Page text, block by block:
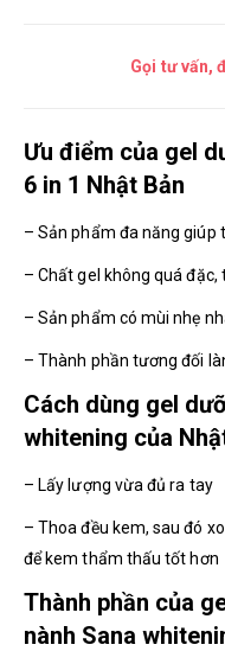
Gọi tư vấn,
Ưu điểm của gel
6 in 1 Nhật Bản
– Sản phẩm đa năng giúp
– Chất gel không quá
– Sản phẩm có mùi nhẹ
– Thành phần tương đối
Cách dùng gel
whitening của
– Lấy lượng vừa đủ ra tay
– Thoa đều kem, sau đó
để kem thẩm thấu tốt hơn
Thành phần của
nành Sana